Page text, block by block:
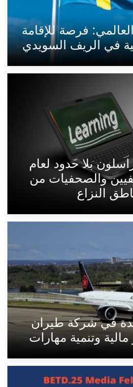
فرصة للإقامة
في الريف السويدي
بلا حدود لعام
والصحفيات من
النزاع
في شركة طيران
وتنمية مهارات